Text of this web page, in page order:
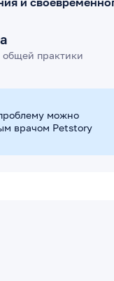
практики
можно
врачом Petstory